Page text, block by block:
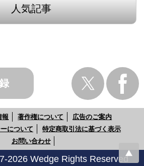
人気記事
報 著作権について
広告のご案内
について
特定商取引法に基づく表示
お問い合わせ
2026 Wedge Rights Reserved